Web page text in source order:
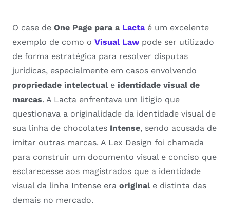
O case de One Page para a Lacta é um excelente
exemplo de como o Visual Lawpode ser utilizado
de forma estratégica para resolver disputas
jurídicas, especialmente em casos envolvendo
propriedade intelectuale identidade visual de
marcas. A Lacta enfrentava um litígio que
questionava a originalidade da identidade visual de
sua linha de chocolates Intense, sendo acusada de
imitar outras marcas. A Lex Design foi chamada
para construir um documento visual e conciso que
esclarecesse aos magistrados que a identidade
visual da linha Intense era originale distinta das
demais no mercado.